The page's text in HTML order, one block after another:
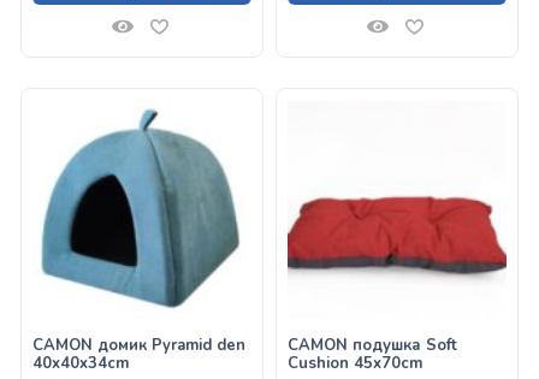
CAMON домик Pyramid den
40x40x34cm
CAMON подушка Soft
Cushion 45x70cm